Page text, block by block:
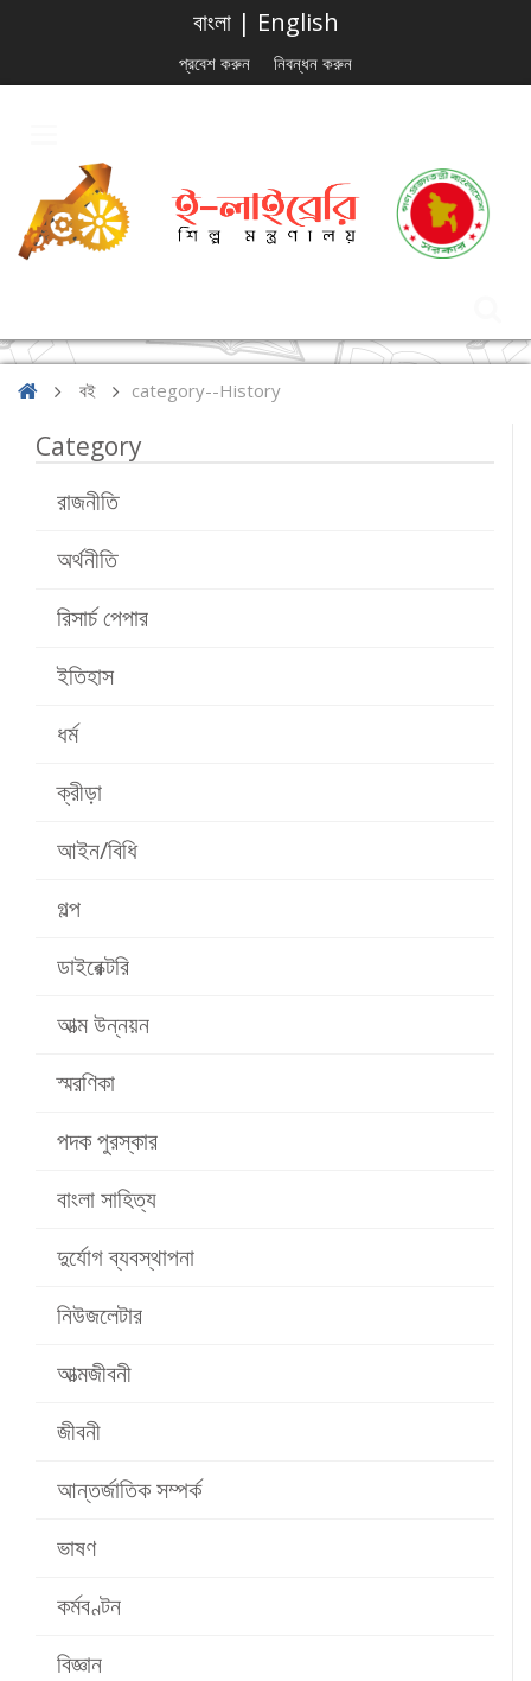
বাংলা| English
প্রবেশ করুন নিবন্ধন করুন
বই category--History
Category
রাজনীতি
অর্থনীতি
রিসার্চ পেপার
ইতিহাস
ধর্ম
ক্রীড়া
আইন/বিধি
গল্প
ডাইরেক্টরি
আত্ম উন্নয়ন
স্মরণিকা
পদক পুরস্কার
বাংলা সাহিত্য
দুর্যোগ ব্যবস্থাপনা
নিউজলেটার
আত্মজীবনী
জীবনী
আন্তর্জাতিক সম্পর্ক
ভাষণ
কর্মবণ্টন
বিজ্ঞান